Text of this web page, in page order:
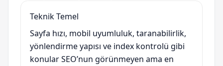
Teknik Temel
Sayfa hızı, mobil uyumluluk, taranabilirlik,
yönlendirme yapısı ve index kontrolü gibi
konular SEO’nun görünmeyen ama en